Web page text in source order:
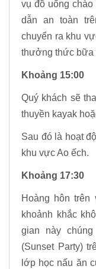
vụ đồ uống
dẫn an toàn
chuyển ra khu
thưởng thức bữa
Khoảng 15:00
Quý khách sẽ
thuyền kayak
Sau đó là hoạt
khu vực Ao ếch.
Khoảng 17:30
Hoàng hôn trên
khoảnh khắc
gian này
(Sunset Party)
lớp học nấu ăn